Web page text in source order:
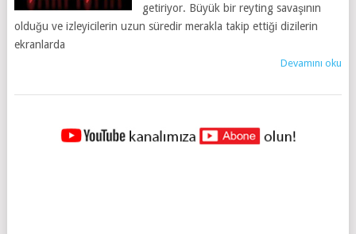
getiriyor. Büyük bir reyting savaşının
olduğu ve izleyicilerin uzun süredir merakla takip ettiği dizilerin
ekranlarda
Devamını oku
YAZILAR